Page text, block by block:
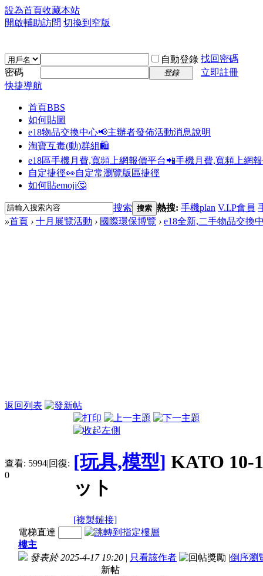
設為首頁收藏本站
開啟輔助訪問 切換到窄版
自動登錄 找回密碼
密碼
登錄
立即註冊
快捷導航
首頁BBS
如何貼圖
e18物品交換中心📢主辦者發佈活動消息說明
淘寶互毒(動)群組🛍️
e18區手機月費,寬頻上網報價平台📲手機月費,寬頻上網
自定捷徑👀自定常瀏覽版區捷徑
如何貼emoji🤔
搜索 搜索 熱搜: 手機plan V.I.P會員
»首頁 › 十月展覽活動 › 國際環保博覽 › e18全新,二手物品交換
返回列表
查看: 5994|回復:
0
[玩具,模型] KATO 10-
ット
[複製鏈接]
電梯直達
樓主
發表於 2025-4-17 19:20 | 只看該作者 |倒序瀏
新帖